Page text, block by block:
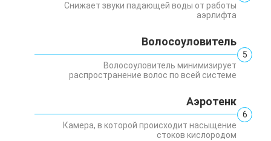
Снижает звуки падающей воды от работы
аэрлифта
Волосоуловитель
5
Волосоуловитель минимизирует
распространение волос по всей системе
Аэротенк
6
Камера, в которой происходит насыщение
стоков кислородом